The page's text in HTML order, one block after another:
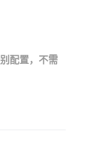
配置，不需